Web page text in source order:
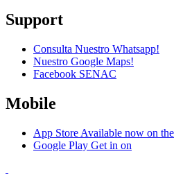
Support
Consulta Nuestro Whatsapp!
Nuestro Google Maps!
Facebook SENAC
Mobile
App Store Available now on the
Google Play Get in on